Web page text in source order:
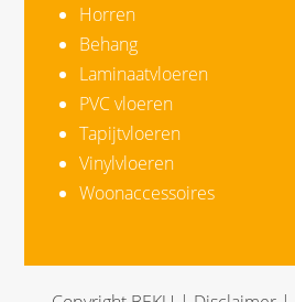
Horren
Behang
Laminaatvloeren
PVC vloeren
Tapijtvloeren
Vinylvloeren
Woonaccessoires